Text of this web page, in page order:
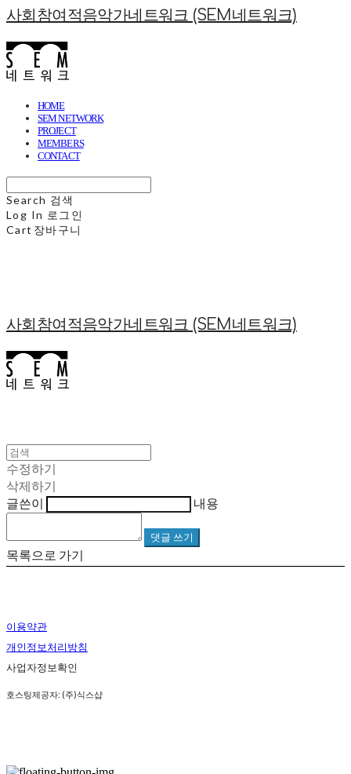
사회참여적음악가네트워크 (SEM네트워크)
HOME
SEM NETWORK
PROJECT
MEMBERS
CONTACT
Search 검색
Log In 로그인
Cart 장바구니
사회참여적음악가네트워크 (SEM네트워크)
수정하기
삭제하기
글쓴이
내용
댓글 쓰기
목록으로 가기
이용약관
개인정보처리방침
사업자정보확인
호스팅제공자: (주)식스샵